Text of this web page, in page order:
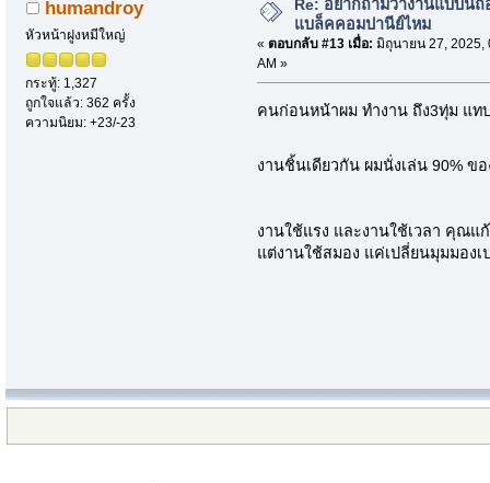
humandroy
หัวหน้าฝูงหมีใหญ่
กระทู้: 1,327
ถูกใจแล้ว: 362 ครั้ง
ความนิยม: +23/-23
Re: อยากถามว่างานแบบนี้ถื
แบล็คคอมปานีย์ไหม
« ตอบกลับ #13 เมื่อ: มิถุนายน 27, 2025,
AM »
คนก่อนหน้าผม ทำงาน ถึง3ทุ่ม แท
งานชิ้นเดียวกัน ผมนั่งเล่น 90% ข
งานใช้แรง และงานใช้เวลา คุณแ
แต่งานใช้สมอง แค่เปลี่ยนมุมมอง